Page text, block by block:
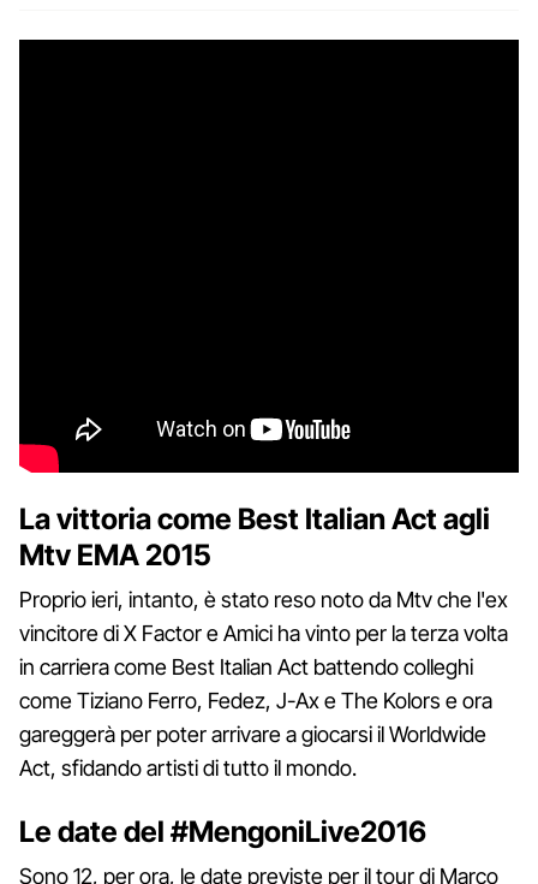
La vittoria come Best Italian Act agli
Mtv EMA 2015
Proprio ieri, intanto, è stato reso noto da Mtv che l'ex
vincitore di X Factor e Amici ha vinto per la terza volta
in carriera come Best Italian Act battendo colleghi
come Tiziano Ferro, Fedez, J-Ax e The Kolors e ora
gareggerà per poter arrivare a giocarsi il Worldwide
Act, sfidando artisti di tutto il mondo.
Le date del #MengoniLive2016
Sono 12, per ora, le date previste per il tour di Marco